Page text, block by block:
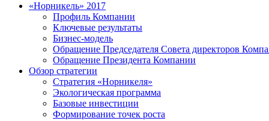
«Норникель» 2017
Профиль Компании
Ключевые результаты
Бизнес-модель
Обращение Председателя Совета директоров
Обращение Президента Компании
Обзор стратегии
Стратегия «Норникеля»
Экологическая программа
Базовые инвестиции
Формирование точек роста